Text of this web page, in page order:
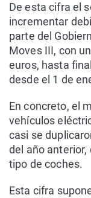
De esta cifra el
incrementar
parte del
Moves III, con
euros, hasta
desde el 1 de
En concreto, el
vehículos
casi se
del año
tipo de coches.
Esta cifra